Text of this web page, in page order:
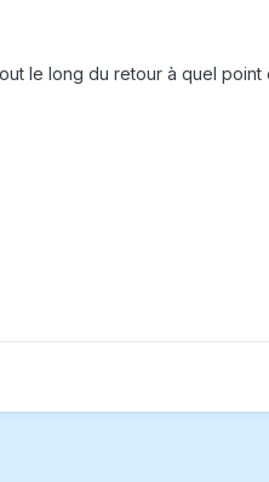
le long du retour à quel